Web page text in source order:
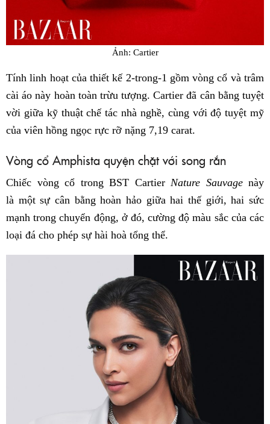
Ảnh: Cartier
Tính linh hoạt của thiết kế 2-trong-1 gồm vòng cổ và trâm
cài áo này hoàn toàn trừu tượng. Cartier đã cân bằng tuyệt
vời giữa kỹ thuật chế tác nhà nghề, cùng với độ tuyệt mỹ
của viên hồng ngọc rực rỡ nặng 7,19 carat.
Vòng cổ Amphista quyện chặt với song rắn
Chiếc vòng cổ trong BST Cartier Nature Sauvage này
là một sự cân bằng hoàn hảo giữa hai thế giới, hai sức
mạnh trong chuyển động, ở đó, cường độ màu sắc của các
loại đá cho phép sự hài hoà tổng thể.